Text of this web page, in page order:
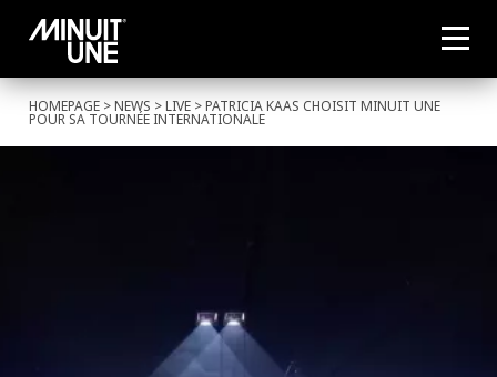
HOMEPAGE >NEWS >LIVE > PATRICIA KAAS CHOISIT MINUIT UNE
POUR SA TOURNÉE INTERNATIONALE